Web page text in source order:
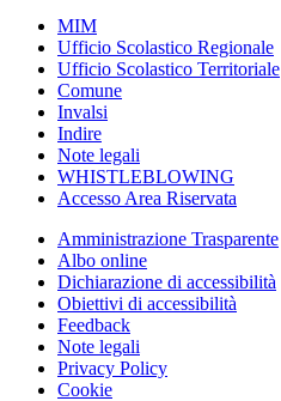
MIM
Ufficio Scolastico Regionale
Ufficio Scolastico Territoriale
Comune
Invalsi
Indire
Note legali
WHISTLEBLOWING
Accesso Area Riservata
Amministrazione Trasparente
Albo online
Dichiarazione di accessibilità
Obiettivi di accessibilità
Feedback
Note legali
Privacy Policy
Cookie